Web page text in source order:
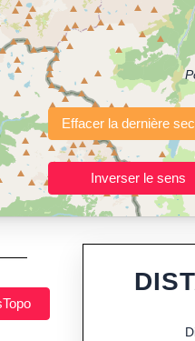
sans inscription permettant
point par point ou import
export en trace GPX, route
préparant
et activités disponibles :